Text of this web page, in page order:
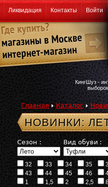
Ликвидация Контакты Войти
КингШуз -
Главная Каталог
НОВИНКИ:
Сезон : Вид обуви :
32 33 34 35
43
44 45 46
1
1,5 2 2,5